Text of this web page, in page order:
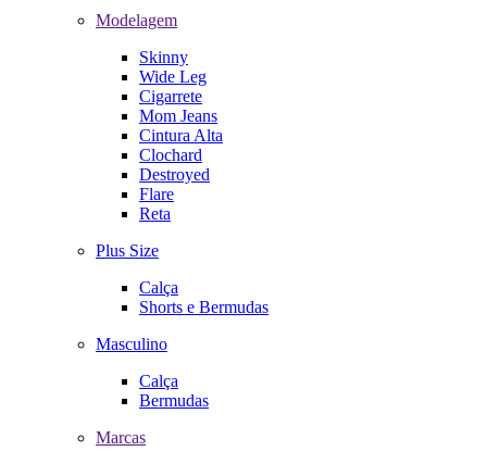
Modelagem
Skinny
Wide Leg
Cigarrete
Mom Jeans
Cintura Alta
Clochard
Destroyed
Flare
Reta
Plus Size
Calça
Shorts e Bermudas
Masculino
Calça
Bermudas
Marcas